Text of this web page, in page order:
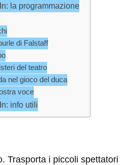
la programmazione
di Falstaff
del teatro
nel gioco del duca
voce
info utili
Trasporta i piccoli spettatori